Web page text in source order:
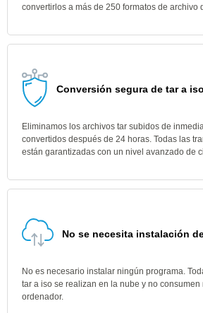
convertirlos a más de 250 formatos de archivo
Conversión segura de tar a iso
Eliminamos los archivos tar subidos de
convertidos después de 24 horas. Todas las
están garantizadas con un nivel avanzado de
No se necesita instalación
No es necesario instalar ningún programa.
tar a iso se realizan en la nube y no consumen
ordenador.